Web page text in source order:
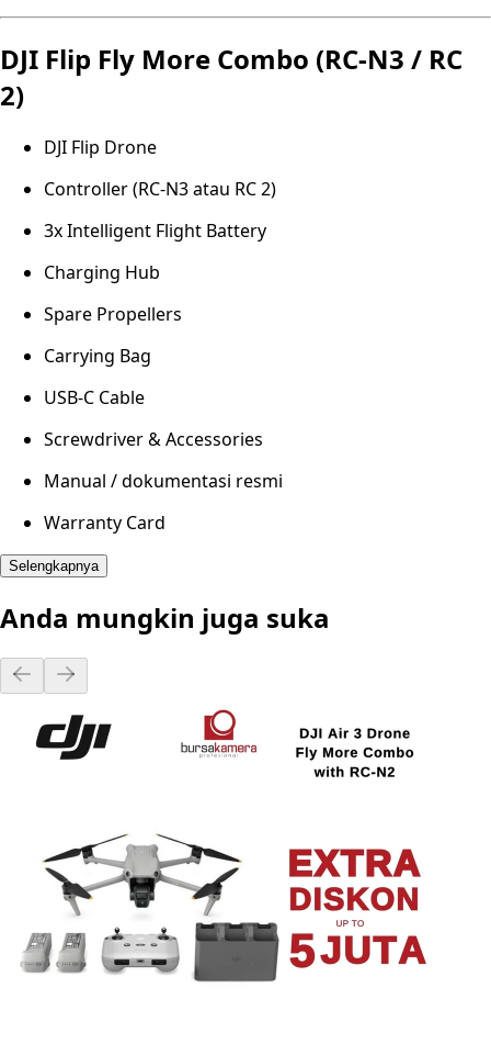
DJI Flip Fly More Combo (RC-N3 / RC
2)
DJI Flip Drone
Controller (RC-N3 atau RC 2)
3x Intelligent Flight Battery
Charging Hub
Spare Propellers
Carrying Bag
USB-C Cable
Screwdriver & Accessories
Manual / dokumentasi resmi
Warranty Card
Selengkapnya
Anda mungkin juga suka